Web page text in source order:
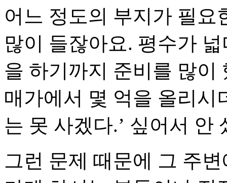
어느 정도의 부지가 필요
많이 들잖아요. 평수가
을 하기까지 준비를 많이
매가에서 몇 억을 올리시
는 못 사겠다.’ 싶어서 안
그런 문제 때문에 그 주